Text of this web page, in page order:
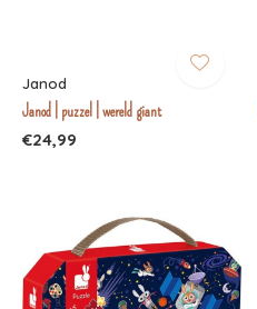
Janod
Janod | puzzel | wereld giant
€24,99